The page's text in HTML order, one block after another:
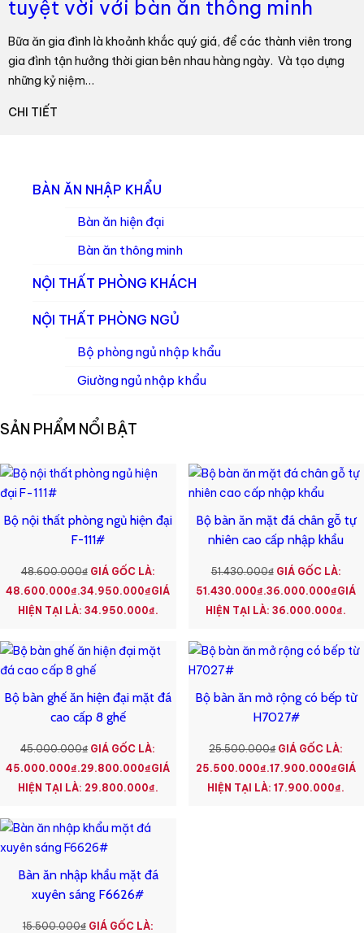
tuyệt vời với bàn ăn thông minh
Bữa ăn gia đình là khoảnh khắc quý giá, để các thành viên trong
gia đình tận hưởng thời gian bên nhau hàng ngày. Và tạo dựng
những kỷ niệm…
CHI TIẾT
BÀN ĂN NHẬP KHẨU
Bàn ăn hiện đại
Bàn ăn thông minh
NỘI THẤT PHÒNG KHÁCH
NỘI THẤT PHÒNG NGỦ
Bộ phòng ngủ nhập khẩu
Giường ngủ nhập khẩu
SẢN PHẨM NỔI BẬT
Bộ nội thất phòng ngủ hiện đại
F-111#
48.600.000₫ GIÁ GỐC LÀ:
48.600.000₫.34.950.000₫GIÁ
HIỆN TẠI LÀ: 34.950.000₫.
Bộ bàn ăn mặt đá chân gỗ tự
nhiên cao cấp nhập khẩu
51.430.000₫ GIÁ GỐC LÀ:
51.430.000₫.36.000.000₫GIÁ
HIỆN TẠI LÀ: 36.000.000₫.
Bộ bàn ghế ăn hiện đại mặt đá
cao cấp 8 ghế
45.000.000₫ GIÁ GỐC LÀ:
45.000.000₫.29.800.000₫GIÁ
HIỆN TẠI LÀ: 29.800.000₫.
Bộ bàn ăn mở rộng có bếp từ
H7027#
25.500.000₫ GIÁ GỐC LÀ:
25.500.000₫.17.900.000₫GIÁ
HIỆN TẠI LÀ: 17.900.000₫.
Bàn ăn nhập khẩu mặt đá
xuyên sáng F6626#
15.500.000₫ GIÁ GỐC LÀ: